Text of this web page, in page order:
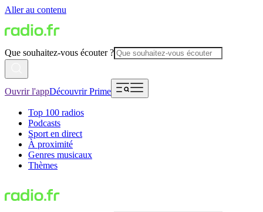
Aller au contenu
Que souhaitez-vous écouter ?
Ouvrir l'appDécouvrir Prime
Top 100 radios
Podcasts
Sport en direct
À proximité
Genres musicaux
Thèmes